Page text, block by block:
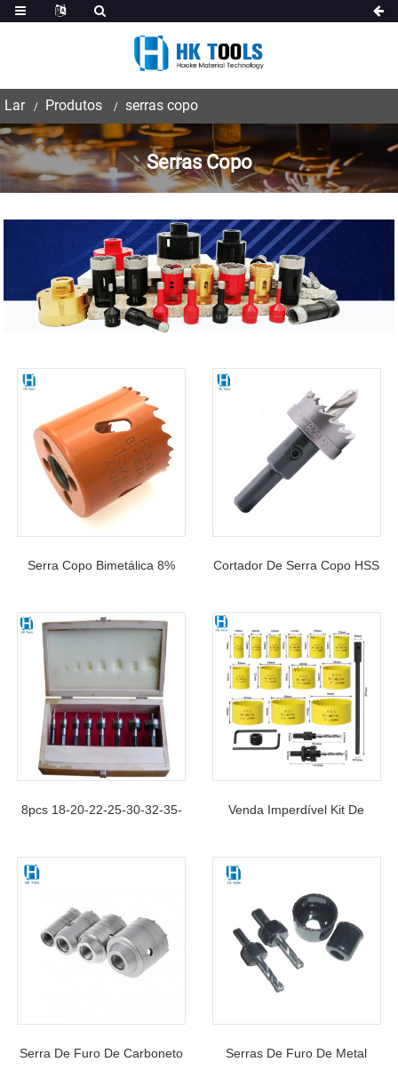
Lar Produtos serras copo
Serras Copo
Serra Copo Bimetálica 8%
Profissional
Cortador De Serra Copo HSS
Rolha De Segurança Para
Corte De Chapa Fina
8pcs 18-20-22-25-30-32-35-
Serras Para Perfurar Furos
Venda Imperdível Kit De
Em Estojo De Alumínio Para
Cortar Metal, Madeira E
Plástico
Serra De Furo De Carboneto Serras De Furo De Metal